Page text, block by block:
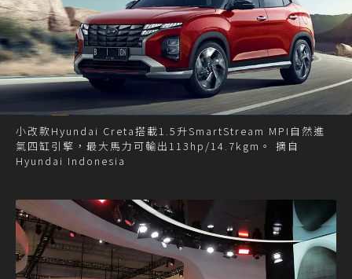
小改款Hyundai Creta搭載1.5升SmartStream MPI自然進
氣四缸引擎，最大馬力可輸出113hp/14.7kgm。 摘自
Hyundai Indonesia